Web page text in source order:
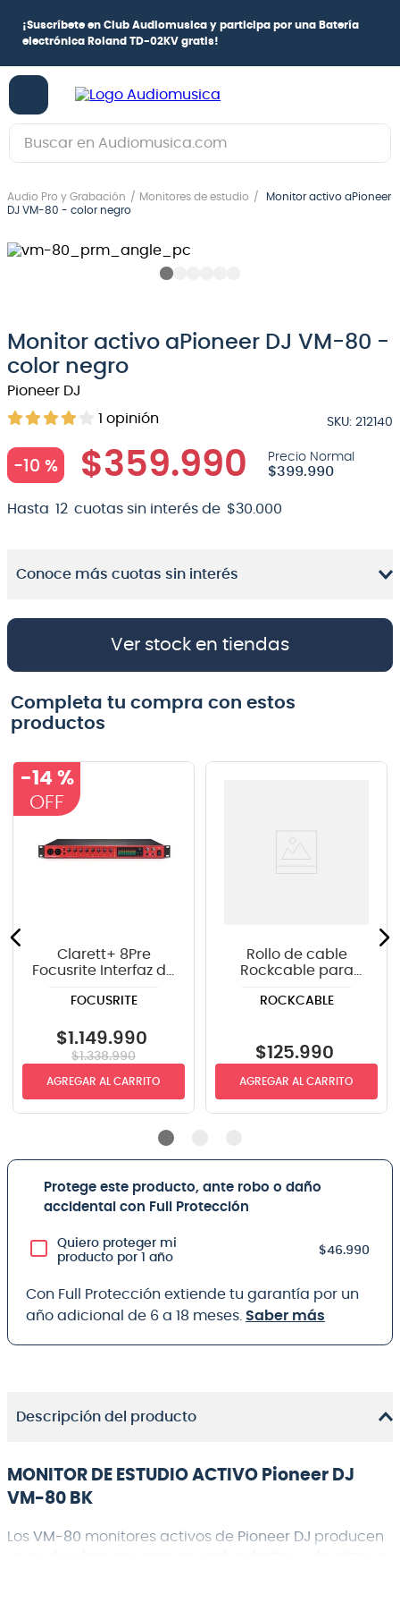
¡Suscríbete en Club Audiomusica y participa por una Batería
electrónica Roland TD-02KV gratis!
Buscar en Audiomusica.com
Audio Pro y Grabación Monitores de estudio
Monitor activo aPioneer
DJ VM-80 - color negro
Monitor activo aPioneer DJ VM-80 -
color negro
Pioneer DJ
1 opinión SKU: 212140
-10 % $359.990 $399.990
Hasta 12 cuotas sin interés de $30 000
Conoce más cuotas sin interés
Ver stock en tiendas
Completa tu compra con estos
productos
-14 %
Clarett+ 8Pre
Focusrite Interfaz de
FOCUSRITE
$1 .149.990
$1.338.990
AGREGAR AL CARRITO
Rollo de cable
Rockcable para
RCL10300D6 100
ROCKCABLE
$125.990
AGREGAR AL CARRITO
Protege este producto, ante robo o daño
accidental con Full Protección
Quiero proteger mi
producto por 1 año
$46.990
Con Full Protección extiende tu garantía por un
año adicional de 6 a 18 meses. Saber más
Descripción del producto
MONITOR DE ESTUDIO ACTIVO Pioneer DJ
VM-80 BK
Los VM-80 monitores activos de Pioneer DJ producen
1.
guitarra electrica
guitarra electroacústica
5.
amplificador
6
teclado
7 .
guitarra
8.
micrófono
9.
bateria